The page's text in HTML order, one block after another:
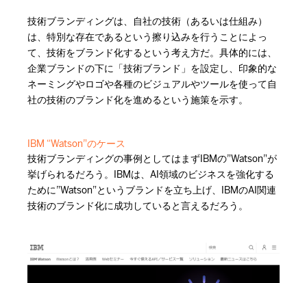
技術ブランディングは、自社の技術（あるいは仕組み）
は、特別な存在であるという擦り込みを行うことによっ
て、技術をブランド化するという考え方だ。具体的には、
企業ブランドの下に「技術ブランド」を設定し、印象的な
ネーミングやロゴや各種のビジュアルやツールを使って自
社の技術のブランド化を進めるという施策を示す。
IBM “Watson”のケース
技術ブランディングの事例としてはまずIBMの”Watson”が
挙げられるだろう。IBMは、AI領域のビジネスを強化する
ために”Watson”というブランドを立ち上げ、IBMのAI関連
技術のブランド化に成功していると言えるだろう。